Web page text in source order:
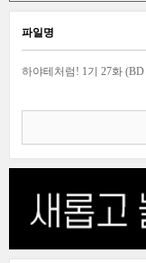
파일명